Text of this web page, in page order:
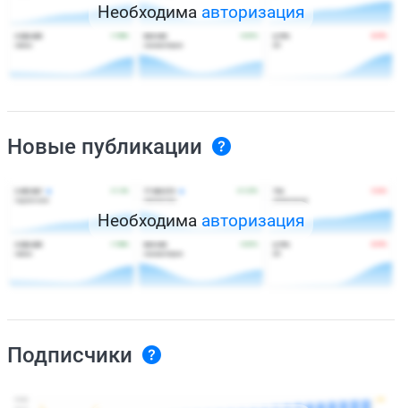
Необходима авторизация
Новые публикации
Необходима авторизация
Подписчики